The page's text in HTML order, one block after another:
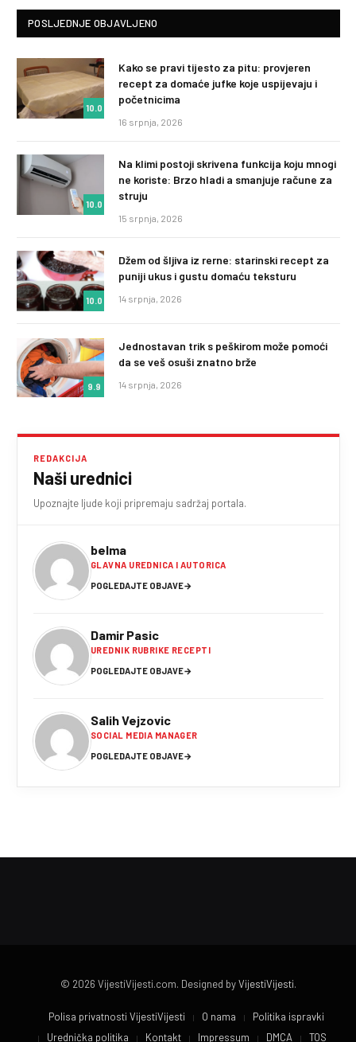
POSLJEDNJE OBJAVLJENO
10.0
Kako se pravi tijesto za pitu: provjeren
recept za domaće jufke koje uspijevaju i
početnicima
16 srpnja, 2026
10.0
Na klimi postoji skrivena funkcija koju mnogi
ne koriste: Brzo hladi a smanjuje račune za
struju
15 srpnja, 2026
10.0
Džem od šljiva iz rerne: starinski recept za
puniji ukus i gustu domaću teksturu
14 srpnja, 2026
9.9
Jednostavan trik s peškirom može pomoći
da se veš osuši znatno brže
14 srpnja, 2026
REDAKCIJA
Naši urednici
Upoznajte ljude koji pripremaju sadržaj portala.
belma
GLAVNA UREDNICA I AUTORICA
POGLEDAJTE OBJAVE→
Damir Pasic
UREDNIK RUBRIKE RECEPTI
POGLEDAJTE OBJAVE→
Salih Vejzovic
SOCIAL MEDIA MANAGER
POGLEDAJTE OBJAVE→
© 2026 VijestiVijesti.com. Designed byVijestiVijesti.
Polisa privatnosti VijestiVijesti O nama
Politika ispravki
Urednička politika
Kontakt Impressum DMCA TOS